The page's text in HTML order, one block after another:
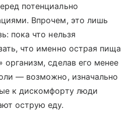
потенциально
Впрочем, это лишь
пока что нельзя
что именно острая пища
организм, сделав его менее
— возможно, изначально
к дискомфорту люди
острую еду.